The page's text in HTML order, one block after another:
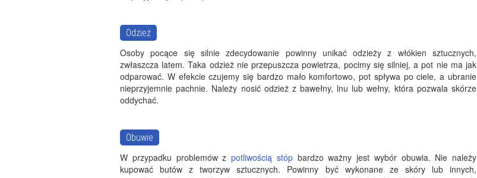
Odzież
Osoby pocące się silnie zdecydowanie powinny unikać odzieży z włókien sztucznych,
zwłaszcza latem. Taka odzież nie przepuszcza powietrza, pocimy się silniej, a pot nie ma jak
odparować. W efekcie czujemy się bardzo mało komfortowo, pot spływa po ciele, a ubranie
nieprzyjemnie pachnie. Należy nosić odzież z bawełny, lnu lub wełny, która pozwala skórze
oddychać.
Obuwie
W przypadku problemów z potliwością stópbardzo ważny jest wybór obuwia. Nie należy
kupować butów z tworzyw sztucznych. Powinny być wykonane ze skóry lub innych,